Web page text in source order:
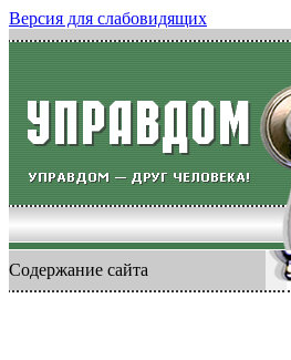
Версия для слабовидящих
Содержание сайта